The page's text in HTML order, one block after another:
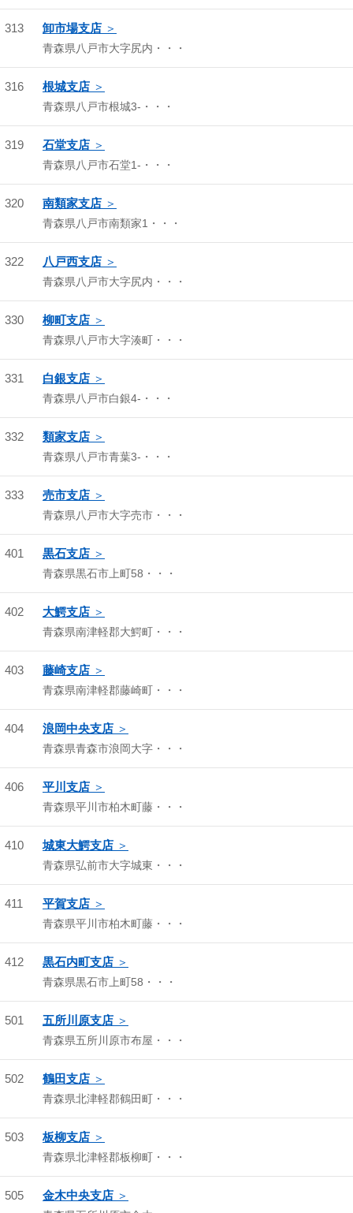
313 卸市場支店
青森県八戸市大字尻内・・・
316 根城支店
青森県八戸市根城3-・・・
319 石堂支店
青森県八戸市石堂1-・・・
320 南類家支店
青森県八戸市南類家1・・・
322 八戸西支店
青森県八戸市大字尻内・・・
330 柳町支店
青森県八戸市大字湊町・・・
331 白銀支店
青森県八戸市白銀4-・・・
332 類家支店
青森県八戸市青葉3-・・・
333 売市支店
青森県八戸市大字売市・・・
401 黒石支店
青森県黒石市上町58・・・
402 大鰐支店
青森県南津軽郡大鰐町・・・
403 藤崎支店
青森県南津軽郡藤崎町・・・
404 浪岡中央支店
青森県青森市浪岡大字・・・
406 平川支店
青森県平川市柏木町藤・・・
410 城東大鰐支店
青森県弘前市大字城東・・・
411 平賀支店
青森県平川市柏木町藤・・・
412 黒石内町支店
青森県黒石市上町58・・・
501 五所川原支店
青森県五所川原市布屋・・・
502 鶴田支店
青森県北津軽郡鶴田町・・・
503 板柳支店
青森県北津軽郡板柳町・・・
505 金木中央支店